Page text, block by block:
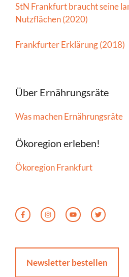
StN Frankfurt braucht seine
Nutzflächen (2020)
Frankfurter Erklärung (2018)
Über Ernährungsräte
Was machen Ernährungsräte
Ökoregion erleben!
Ökoregion Frankfurt
Newsletter bestellen